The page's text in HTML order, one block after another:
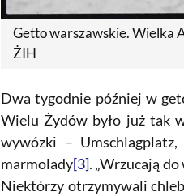
Getto warszawskie. Wielka
ŻIH
Dwa tygodnie później w
Wielu Żydów było już tak
wywózki –
marmolady[3]. „Wrzucają
Niektórzy otrzymywali